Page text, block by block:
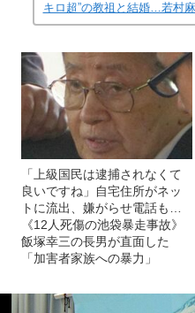
キロ超”の教祖と結婚…若村
「上級国民は逮捕されなくて
良いですね」自宅住所がネッ
トに流出、嫌がらせ電話も…
《12人死傷の池袋暴走事故》
飯塚幸三の長男が直面した
「加害者家族への暴力」